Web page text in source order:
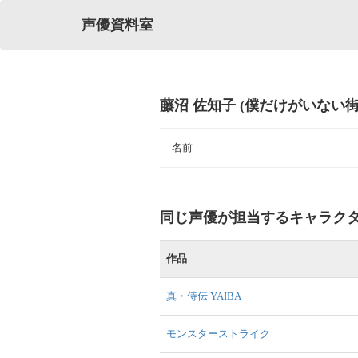
声優資料室
藤沼 佐知子 (僕だけがいない
名前
同じ声優が担当するキャラク
作品
真・侍伝 YAIBA
モンスターストライク